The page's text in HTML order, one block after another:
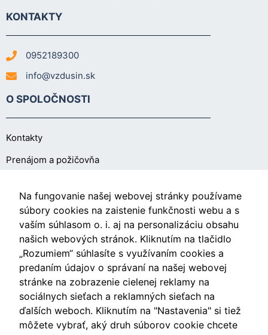
KONTAKTY
0952189300
info@vzdusin.sk
O SPOLOČNOSTI
Kontakty
Prenájom a požičovňa
O NÁKUPE
Obchodné podmienky
Ochrana osobných údajov
Nastavenia cookies
Videá
Na fungovanie našej webovej stránky používame
súbory cookies na zaistenie funkčnosti webu a s
vaším súhlasom o. i. aj na personalizáciu obsahu
našich webových stránok. Kliknutím na tlačidlo
„Rozumiem“ súhlasíte s využívaním cookies a
predaním údajov o správaní na našej webovej
stránke na zobrazenie cielenej reklamy na
sociálnych sieťach a reklamných sieťach na
ďalších weboch. Kliknutím na "Nastavenia" si tiež
môžete vybrať, aký druh súborov cookie chcete